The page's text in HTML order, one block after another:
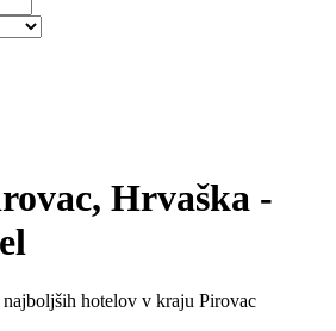
Hrvaška -
najboljših hotelov v kraju Pirovac